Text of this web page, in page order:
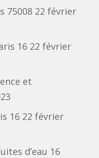
75008 22 février
16 22 février
et
16 22 février
d’eau 16